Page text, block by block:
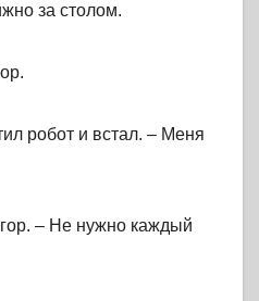
за столом.
робот и встал. – Меня
– Не нужно каждый